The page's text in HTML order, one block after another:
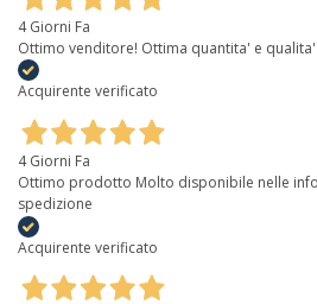
4 Giorni Fa
Ottimo venditore! Ottima quantita' e
Acquirente verificato
4 Giorni Fa
Ottimo prodotto Molto disponibile nelle
spedizione
Acquirente verificato